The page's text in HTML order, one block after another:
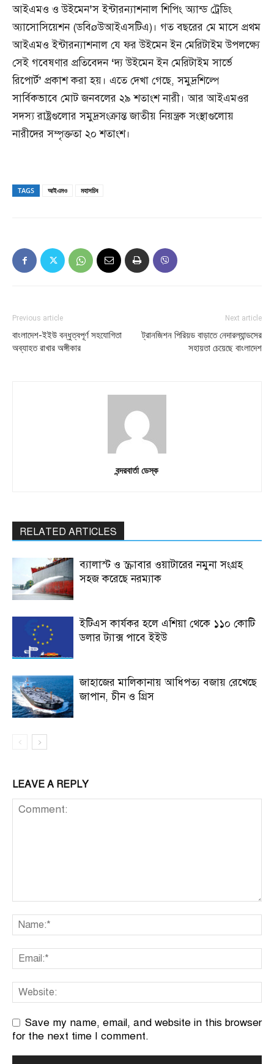
আইএমও ও উইমেন’স ইন্টারন্যাশনাল শিপিং অ্যান্ড ট্রেডিং
অ্যাসোসিয়েশন (ডবিøউআইএসটিএ)। গত বছরের মে মাসে প্রথম
আইএমও ইন্টারন্যাশনাল যে ফর উইমেন ইন মেরিটাইম উপলক্ষ্যে
সেই গবেষণার প্রতিবেদন ‘দ্য উইমেন ইন মেরিটাইম সার্ভে
রিপোর্ট’ প্রকাশ করা হয়। এতে দেখা গেছে, সমুদ্রশিল্পে
সার্বিকভাবে মোট জনবলের ২৯ শতাংশ নারী। আর আইএমওর
সদস্য রাষ্ট্রগুলোর সমুদ্রসংক্রান্ত জাতীয় নিয়ন্ত্রক সংস্থাগুলোয়
নারীদের সম্পৃক্ততা ২০ শতাংশ।
TAGS আইএমও মহাসচিব
Previous article
বাংলাদেশ-ইইউ বন্ধুত্বপূর্ণ সহযোগিতা
অব্যাহত রাখার অঙ্গীকার
Next article
ট্রানজিশন পিরিয়ড বাড়াতে নেদারল্যান্ডসের
সহায়তা চেয়েছে বাংলাদেশ
বন্দরবার্তা ডেস্ক
RELATED ARTICLES
ব্যালাস্ট ও স্ক্রাবার ওয়াটারের নমুনা সংগ্রহ
সহজ করেছে নরম্যাক
ইটিএস কার্যকর হলে এশিয়া থেকে ১১০ কোটি
ডলার ট্যাক্স পাবে ইইউ
জাহাজের মালিকানায় আধিপত্য বজায় রেখেছে
জাপান, চীন ও গ্রিস
LEAVE A REPLY
Save my name, email, and website in this browser
for the next time I comment.